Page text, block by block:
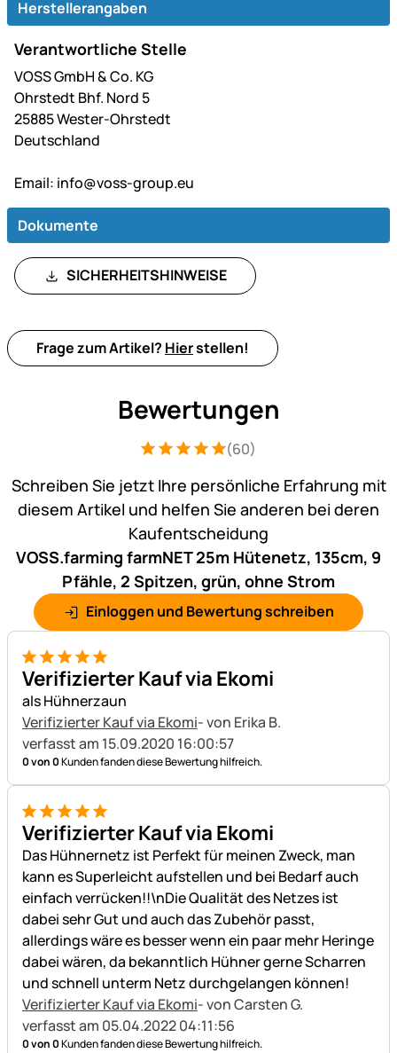
Herstellerangaben
Verantwortliche Stelle
VOSS GmbH & Co. KG
Ohrstedt Bhf. Nord 5
25885 Wester-Ohrstedt
Deutschland
Email: info@voss-group.eu
Dokumente
SICHERHEITSHINWEISE
Frage zum Artikel? Hierstellen!
Bewertungen
Bewertung: 5 von 5 (60 Bewertungen)
60 Bewertungen
(60)
Schreiben Sie jetzt Ihre persönliche Erfahrung mit
diesem Artikel und helfen Sie anderen bei deren
Kaufentscheidung
VOSS.farming farmNET 25m Hütenetz, 135cm, 9
Pfähle, 2 Spitzen, grün, ohne Strom
Einloggen und Bewertung schreiben
5 von 5
Verifizierter Kauf via Ekomi
als Hühnerzaun
Verifizierter Kauf via Ekomi- von Erika B.
verfasst am 15.09.2020 16:00:57
0 von 0Kunden fanden diese Bewertung hilfreich.
5 von 5
Verifizierter Kauf via Ekomi
Das Hühnernetz ist Perfekt für meinen Zweck, man
kann es Superleicht aufstellen und bei Bedarf auch
einfach verrücken!!\nDie Qualität des Netzes ist
dabei sehr Gut und auch das Zubehör passt,
allerdings wäre es besser wenn ein paar mehr Heringe
dabei wären, da bekanntlich Hühner gerne Scharren
und schnell unterm Netz durchgelangen können!
Verifizierter Kauf via Ekomi- von Carsten G.
verfasst am 05.04.2022 04:11:56
0 von 0Kunden fanden diese Bewertung hilfreich.